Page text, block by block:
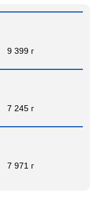
9 399 г
7 245 г
7 971 г